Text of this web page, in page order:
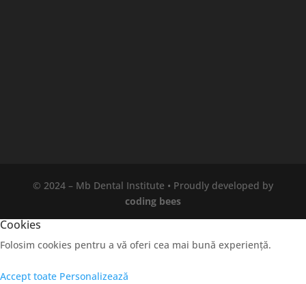
© 2024 – Mb Dental Institute • Proudly developed by
coding bees
Cookies
Folosim cookies pentru a vă oferi cea mai bună experiență.
Accept toate Personalizează